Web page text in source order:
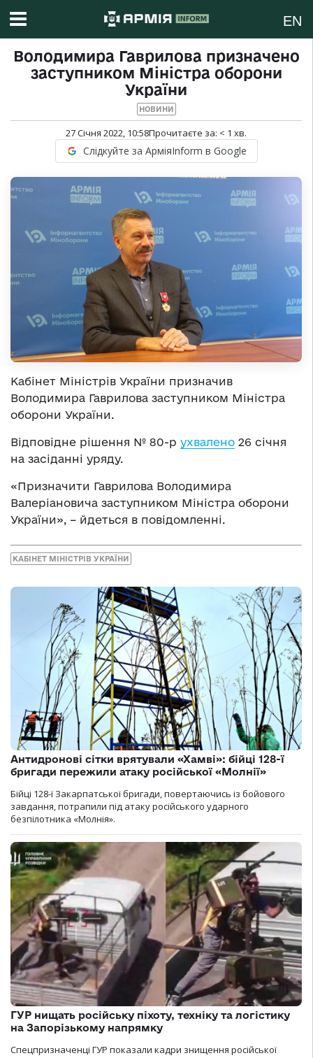
EN
Володимира Гаврилова призначено
заступником Міністра оборони
України
НОВИНИ
27 Січня 2022, 10:58Прочитаєте за: < 1 хв.
Слідкуйте за АрміяInform в Google
Кабінет Міністрів України призначив
Володимира Гаврилова заступником Міністра
оборони України.
Відповідне рішення № 80-р ухвалено 26 січня
на засіданні уряду.
«Призначити Гаврилова Володимира
Валеріановича заступником Міністра оборони
України», – йдеться в повідомленні.
КАБІНЕТ МІНІСТРІВ УКРАЇНИ
Антидронові сітки врятували «Хамві»: бійці 128-ї
бригади пережили атаку російської «Молнії»
Бійці 128-ї Закарпатської бригади, повертаючись із бойового
завдання, потрапили під атаку російського ударного
безпілотника «Молнія».
ГУР нищать російську піхоту, техніку та логістику
на Запорізькому напрямку
Спецпризначенці ГУР показали кадри знищення російської